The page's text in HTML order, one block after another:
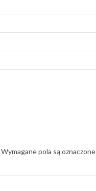
Wymagane pola są oznaczone